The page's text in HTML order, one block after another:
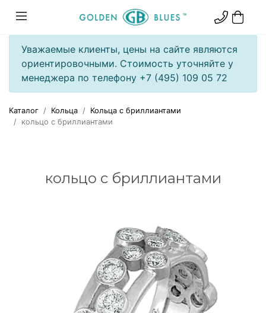
Уважаемые клиенты, цены на сайте являются
ориентировочными. Стоимость уточняйте у
менеджера по телефону +7 (495) 109 05 72
Каталог Кольца
Кольца с бриллиантами
кольцо с бриллиантами
кольцо с бриллиантами